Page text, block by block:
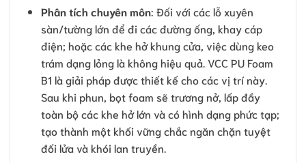
Phân tích chuyên môn: Đối với các lỗ xuyên
sàn/tường lớn để đi các đường ống, khay cáp
điện; hoặc các khe hở khung cửa, việc dùng keo
trám dạng lỏng là không hiệu quả. VCC PU Foam
B1 là giải pháp được thiết kế cho các vị trí này.
Sau khi phun, bọt foam sẽ trương nở, lấp đầy
toàn bộ các khe hở lớn và có hình dạng phức tạp;
tạo thành một khối vững chắc ngăn chặn tuyệt
đối lửa và khói lan truyền.